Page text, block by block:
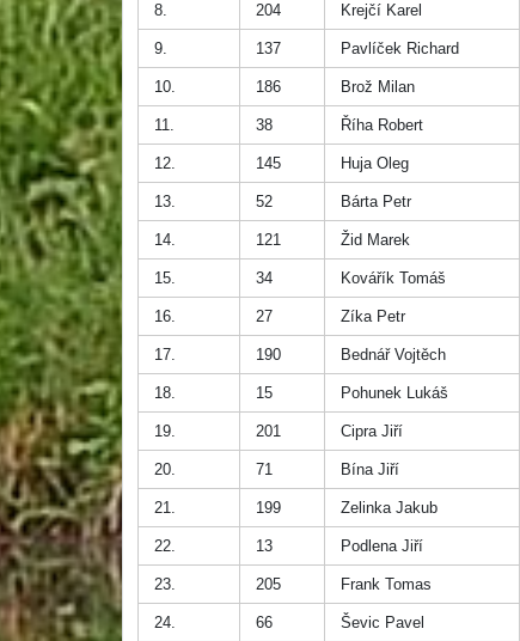
8. 204 Krejčí Karel
9. 137 Pavlíček Richard
10. 186 Brož Milan
11. 38 Říha Robert
12. 145 Huja Oleg
13. 52 Bárta Petr
14. 121 Žid Marek
15. 34 Kovářík Tomáš
16. 27 Zíka Petr
17. 190 Bednář Vojtěch
18. 15 Pohunek Lukáš
19. 201 Cipra Jiří
20. 71 Bína Jiří
21. 199 Zelinka Jakub
22. 13 Podlena Jiří
23. 205 Frank Tomas
24. 66 Ševic Pavel